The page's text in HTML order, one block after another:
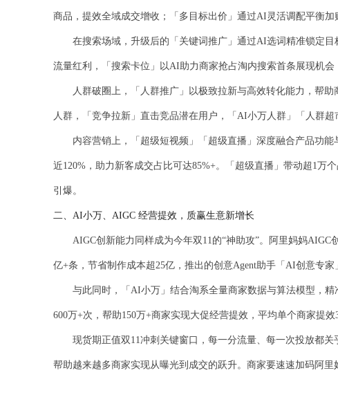
商品，提效全域成交增收；「多目标出价」通过AI灵活调配平衡
在搜索场域，升级后的「关键词推广」通过AI选词精准锁定目
流量红利，「搜索卡位」以AI助力商家抢占淘内搜索首条展现机
人群破圈上，「人群推广」以极致拉新与高效转化能力，帮助
人群，「竞争拉新」直击竞品潜在用户，「AI小万人群」「人群
内容营销上，「超级短视频」「超级直播」深度融合产品功能
近120%，助力新客成交占比可达85%+。「超级直播」带动超1万
引爆。
二、AI小万、AIGC 经营提效，质赢生意新增长
AIGC创新能力同样成为今年双11的“神助攻”。阿里妈妈
亿+条，节省制作成本超25亿，推出的创意Agent助手「AI创意专
与此同时，「AI小万」结合淘系全量商家数据与算法模型，精
600万+次，帮助150万+商家实现大促经营提效，平均单个商家提
现货期正值双11冲刺关键窗口，每一分流量、每一次投放都关
帮助越来越多商家实现从曝光到成交的跃升。商家要速速加码阿